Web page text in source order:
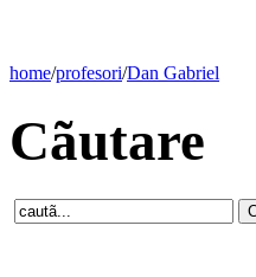
home/profesori/Dan Gabriel
Cãutare